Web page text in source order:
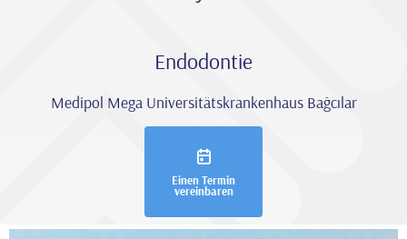
Endodontie
Medipol Mega Universitätskrankenhaus Bağcılar
Einen Termin
vereinbaren